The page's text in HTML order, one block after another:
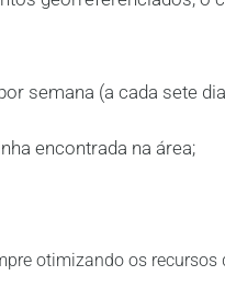
semana (a cada sete
encontrada na área;
otimizando os recursos